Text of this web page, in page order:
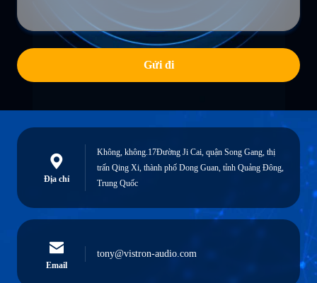
Gửi đi
Địa chỉ
Không, không.17Đường Ji Cai, quận Song Gang, thị
trấn Qing Xi, thành phố Dong Guan, tỉnh Quảng Đông,
Trung Quốc
Email
tony@vistron-audio.com